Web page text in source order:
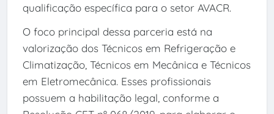
qualificação específica para o setor AVACR.
O foco principal dessa parceria está na
valorização dos Técnicos em Refrigeração e
Climatização, Técnicos em Mecânica e Técnicos
em Eletromecânica. Esses profissionais
possuem a habilitação legal, conforme a